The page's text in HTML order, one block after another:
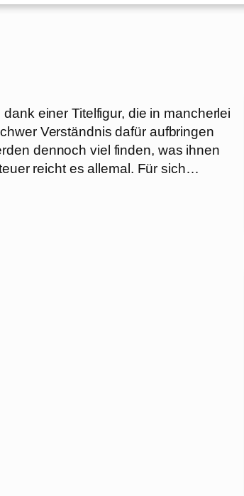
einer Titelfigur, die in mancherlei
Verständnis dafür aufbringen
dennoch viel finden, was ihnen
reicht es allemal. Für sich…